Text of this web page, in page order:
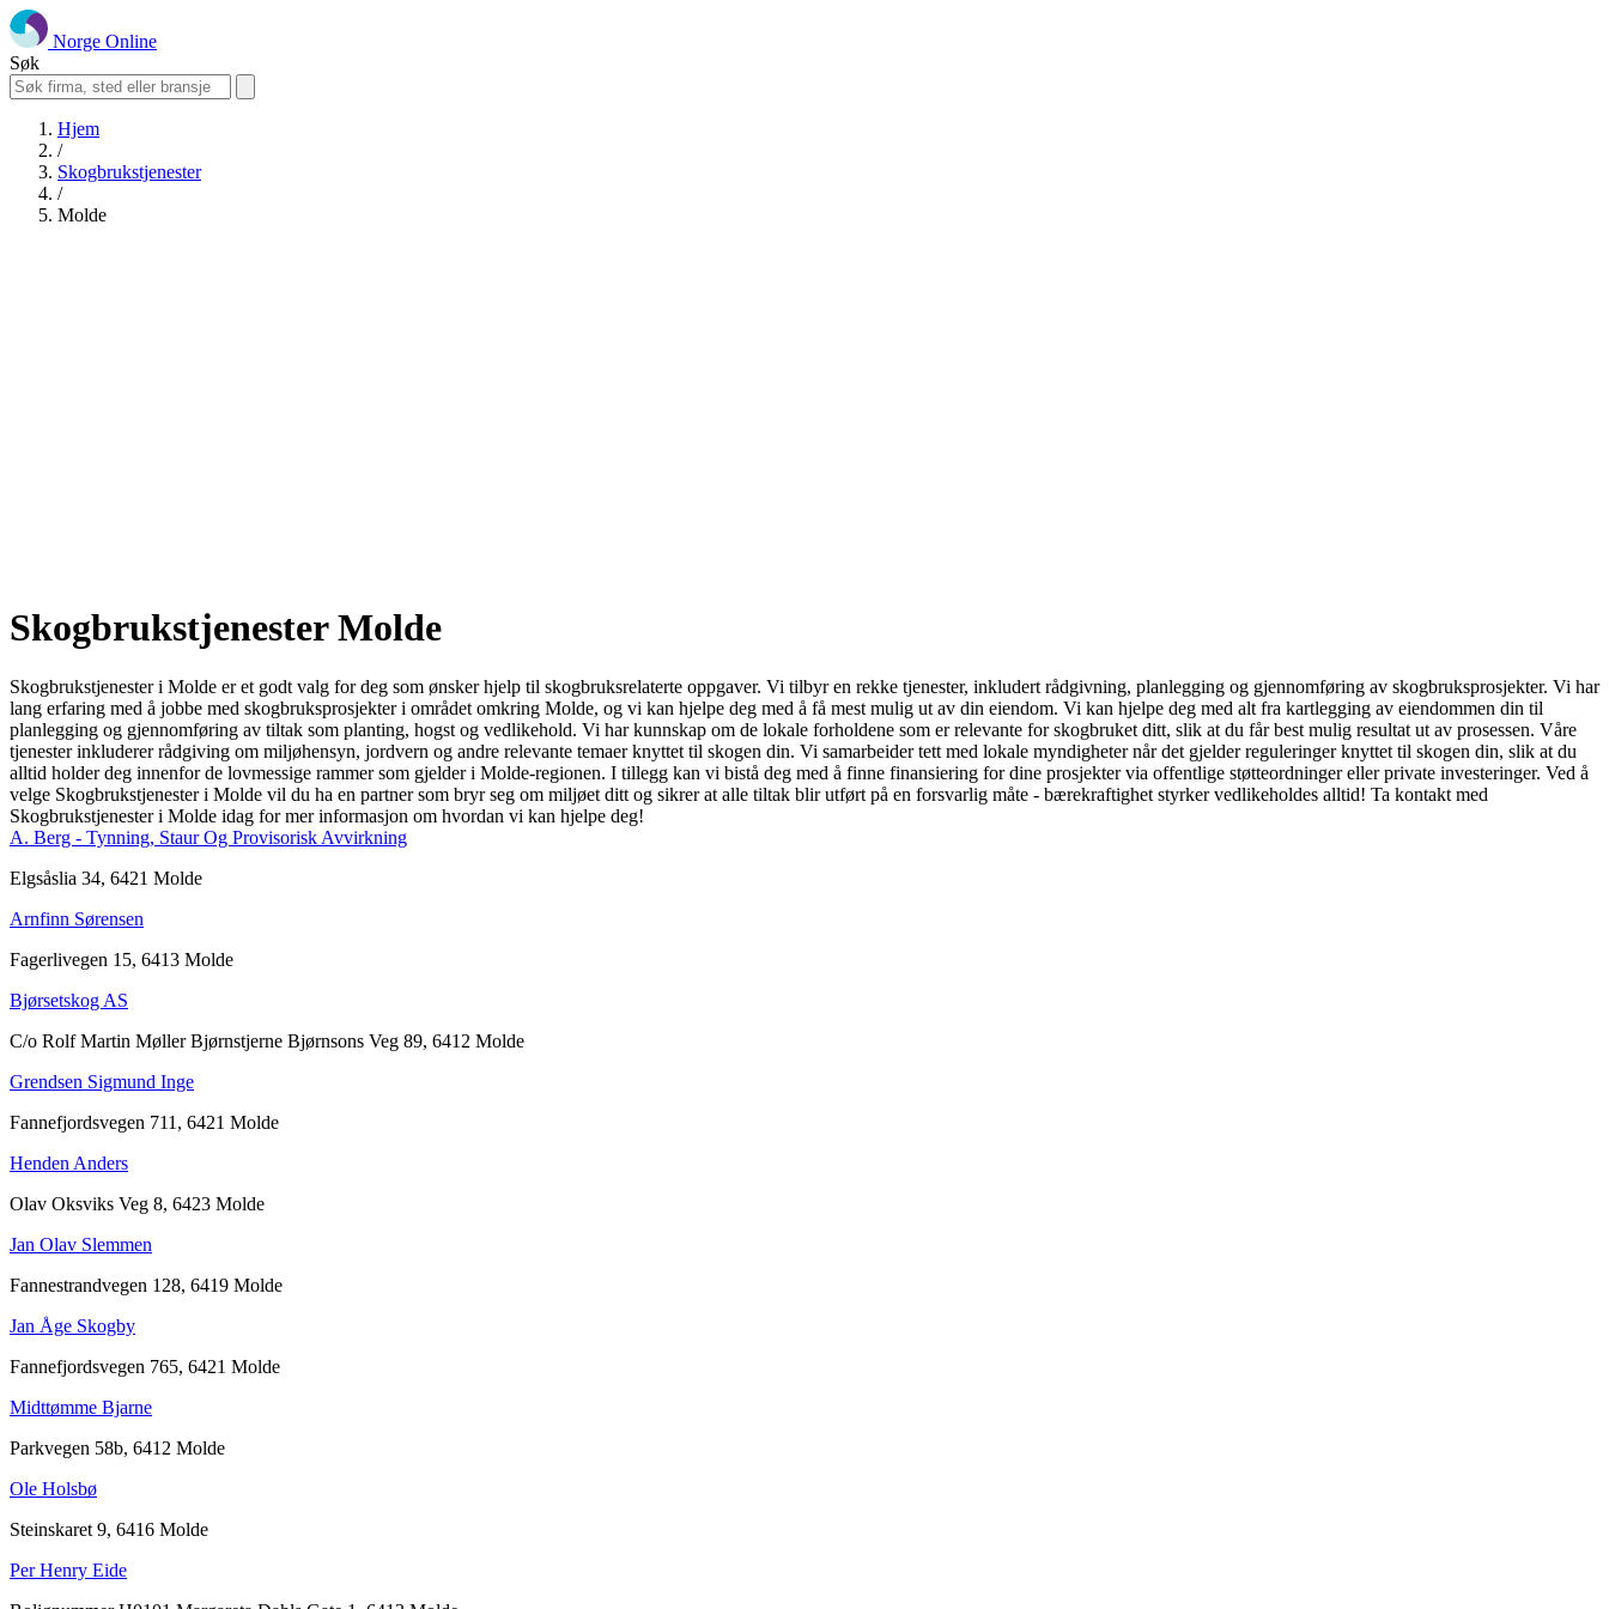
Norge Online
Søk
Hjem
/
Skogbrukstjenester
/
Molde
Skogbrukstjenester Molde
Skogbrukstjenester i Molde er et godt valg for deg som ønsker hjelp til skogbruksrelaterte oppgaver. Vi tilbyr en rekke tjenester, inkludert rådgivning, planlegging og gjennomføring av skogbruksprosjekter. Vi har
lang erfaring med å jobbe med skogbruksprosjekter i området omkring Molde, og vi kan hjelpe deg med å få mest mulig ut av din eiendom. Vi kan hjelpe deg med alt fra kartlegging av eiendommen din til
planlegging og gjennomføring av tiltak som planting, hogst og vedlikehold. Vi har kunnskap om de lokale forholdene som er relevante for skogbruket ditt, slik at du får best mulig resultat ut av prosessen. Våre
tjenester inkluderer rådgiving om miljøhensyn, jordvern og andre relevante temaer knyttet til skogen din. Vi samarbeider tett med lokale myndigheter når det gjelder reguleringer knyttet til skogen din, slik at du
alltid holder deg innenfor de lovmessige rammer som gjelder i Molde-regionen. I tillegg kan vi bistå deg med å finne finansiering for dine prosjekter via offentlige støtteordninger eller private investeringer. Ved å
velge Skogbrukstjenester i Molde vil du ha en partner som bryr seg om miljøet ditt og sikrer at alle tiltak blir utført på en forsvarlig måte - bærekraftighet styrker vedlikeholdes alltid! Ta kontakt med
Skogbrukstjenester i Molde idag for mer informasjon om hvordan vi kan hjelpe deg!
A. Berg - Tynning, Staur Og Provisorisk Avvirkning
Elgsåslia 34, 6421 Molde
Arnfinn Sørensen
Fagerlivegen 15, 6413 Molde
Bjørsetskog AS
C/o Rolf Martin Møller Bjørnstjerne Bjørnsons Veg 89, 6412 Molde
Grendsen Sigmund Inge
Fannefjordsvegen 711, 6421 Molde
Henden Anders
Olav Oksviks Veg 8, 6423 Molde
Jan Olav Slemmen
Fannestrandvegen 128, 6419 Molde
Jan Åge Skogby
Fannefjordsvegen 765, 6421 Molde
Midttømme Bjarne
Parkvegen 58b, 6412 Molde
Ole Holsbø
Steinskaret 9, 6416 Molde
Per Henry Eide